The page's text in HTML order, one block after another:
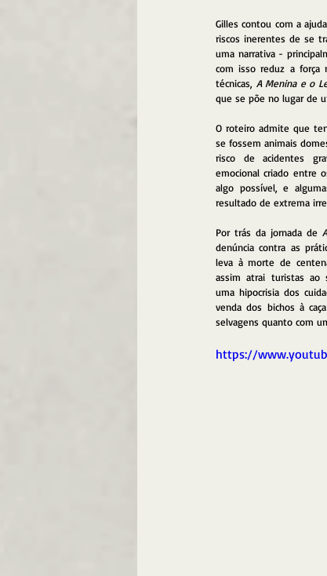
Gilles contou com a
riscos inerentes de se
uma narrativa -
com isso reduz a força
técnicas, A Menina e o
que se põe no lugar de
O roteiro admite que
se fossem animais
risco de acidentes
emocional criado entre
algo possível, e
resultado de extrema
Por trás da jornada de
denúncia contra as
leva à morte de
assim atrai turistas ao
uma hipocrisia dos
venda dos bichos à
selvagens quanto com
https://